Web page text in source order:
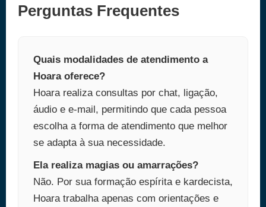
Perguntas Frequentes
Quais modalidades de atendimento a
Hoara oferece?
Hoara realiza consultas por chat, ligação,
áudio e e-mail, permitindo que cada pessoa
escolha a forma de atendimento que melhor
se adapta à sua necessidade.
Ela realiza magias ou amarrações?
Não. Por sua formação espírita e kardecista,
Hoara trabalha apenas com orientações e